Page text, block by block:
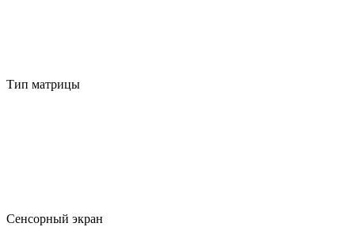
Тип матрицы
Сенсорный экран